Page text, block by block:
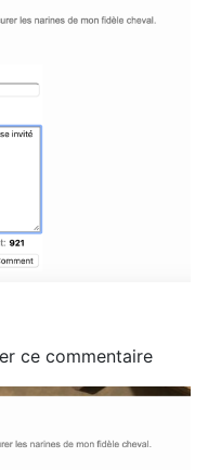
ce commentaire